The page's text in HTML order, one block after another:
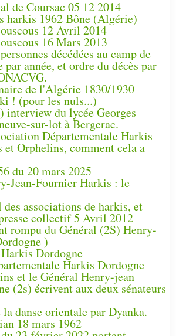
de Coursac 05 12 2014
harkis 1962 Bône (Algérie)
12 Avril 2014
16 Mars 2013
décédées au camp de
année, et ordre du décès par
de l'Algérie 1830/1930
! (pour les nuls...)
interview du lycée Georges
sur-lot à Bergerac.
Départementale Harkis
et Orphelins, comment cela a
du 20 mars 2025
Jean-Fournier Harkis : le
associations de harkis, et
collectif 5 Avril 2012
rompu du Général (2S) Henry-
)
Dordogne
Harkis Dordogne
et le Général Henry-jean
(2s) écrivent aux deux sénateurs
danse orientale par Dyanka.
18 mars 1962